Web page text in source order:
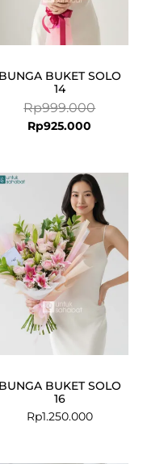
BUNGA BUKET SOLO
14
Rp999.000
Rp925.000
BUNGA BUKET SOLO
16
Rp1.250.000